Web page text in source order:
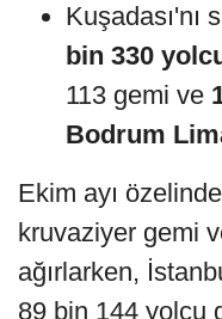
Kuşadası'nı
bin 330
113 gemi ve
Bodrum
Ekim ayı
kruvaziyer gemi
ağırlarken,
89 bin 144 yolcu